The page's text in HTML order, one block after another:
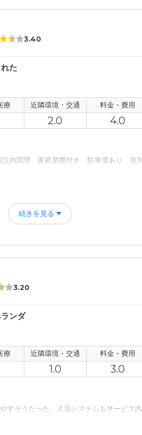
護・医療サービスに関しては別枠での対
。
思います。バスもあります。遠いとわか
した。パターン別で表になっており、
3.40
た
療 近隣環境・交通 料金・費用
2.0 4.0
設内調理 家庭菜園付き 駐車場あり 規
。 バス便が少ないし、家族の補助が必要
往来が多い道路。歩道があるので 大丈夫
したが、料金は一番きになるところ。
続きを見る
3.20
ンダ
療 近隣環境・交通 料金・費用
1.0 3.0
すそうだった、入浴システムもサービス